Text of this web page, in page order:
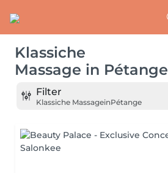
Klassiche
Massage in Pétange
Filter
Klassiche MassageinPétange